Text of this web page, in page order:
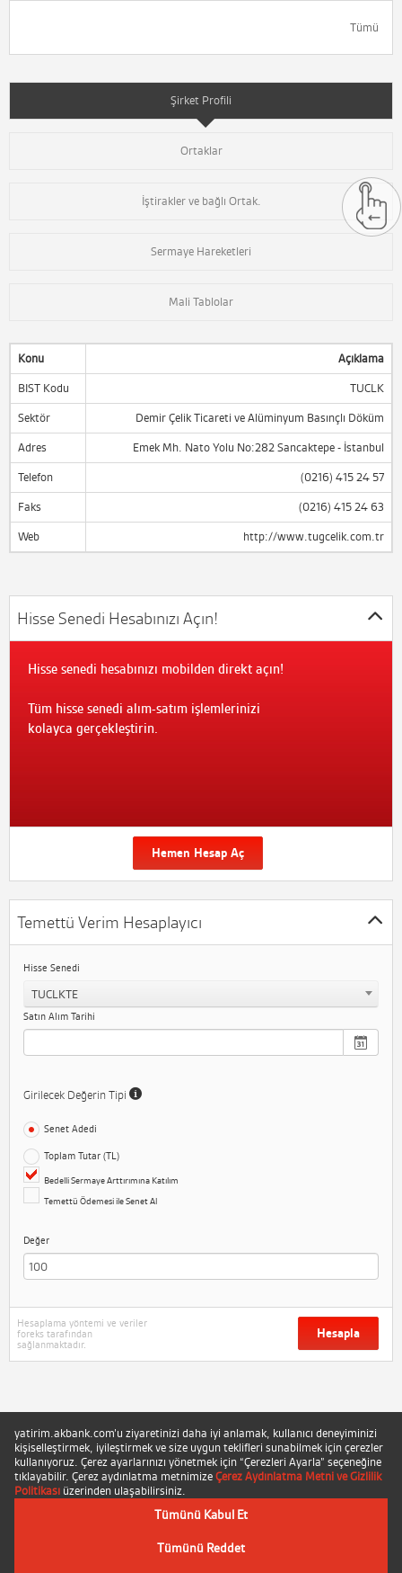
Tümü
Şirket Profili
Ortaklar
İştirakler ve bağlı Ortak.
Sermaye Hareketleri
Mali Tablolar
Konu Açıklama
BIST Kodu TUCLK
Sektör Demir Çelik Ticareti ve Alüminyum Basınçlı Döküm
Adres Emek Mh. Nato Yolu No:282 Sancaktepe - İstanbul
Telefon (0216) 415 24 57
Faks (0216) 415 24 63
Web http://www.tugcelik.com.tr
Hisse Senedi Hesabınızı Açın!
Hisse senedi hesabınızı mobilden direkt açın!
Tüm hisse senedi alım-satım işlemlerinizi
kolayca gerçekleştirin.
Hemen Hesap Aç
Temettü Verim Hesaplayıcı
Hisse Senedi
TUCLKTE
Satın Alım Tarihi
Girilecek Değerin Tipi
Senet Adedi
Toplam Tutar (TL)
Bedelli Sermaye Arttırımına Katılım
Temettü Ödemesi ile Senet Al
Değer
Hesaplama yöntemi ve veriler
foreks tarafından
sağlanmaktadır.
Hesapla